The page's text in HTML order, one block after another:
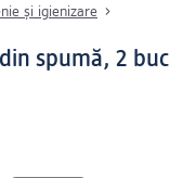
și igienizare
spumă, 2 buc